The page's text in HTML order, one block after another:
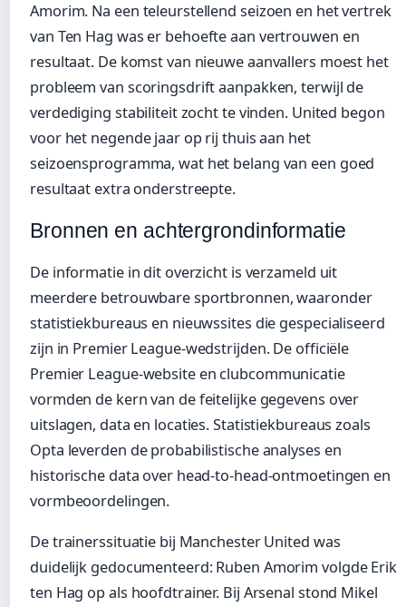
Amorim. Na een teleurstellend seizoen en het vertrek
van Ten Hag was er behoefte aan vertrouwen en
resultaat. De komst van nieuwe aanvallers moest het
probleem van scoringsdrift aanpakken, terwijl de
verdediging stabiliteit zocht te vinden. United begon
voor het negende jaar op rij thuis aan het
seizoensprogramma, wat het belang van een goed
resultaat extra onderstreepte.
Bronnen en achtergrondinformatie
De informatie in dit overzicht is verzameld uit
meerdere betrouwbare sportbronnen, waaronder
statistiekbureaus en nieuwssites die gespecialiseerd
zijn in Premier League-wedstrijden. De officiële
Premier League-website en clubcommunicatie
vormden de kern van de feitelijke gegevens over
uitslagen, data en locaties. Statistiekbureaus zoals
Opta leverden de probabilistische analyses en
historische data over head-to-head-ontmoetingen en
vormbeoordelingen.
De trainerssituatie bij Manchester United was
duidelijk gedocumenteerd: Ruben Amorim volgde Erik
ten Hag op als hoofdtrainer. Bij Arsenal stond Mikel